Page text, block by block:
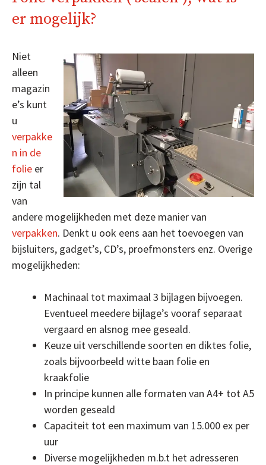
er mogelijk?
Niet
alleen
magazin
e’s kunt
u
verpakke
n in de
folie er
zijn tal
van
andere mogelijkheden met deze manier van
verpakken. Denkt u ook eens aan het toevoegen van
bijsluiters, gadget’s, CD’s, proefmonsters enz. Overige
mogelijkheden:
Machinaal tot maximaal 3 bijlagen bijvoegen.
Eventueel meedere bijlage’s vooraf separaat
vergaard en alsnog mee geseald.
Keuze uit verschillende soorten en diktes folie,
zoals bijvoorbeeld witte baan folie en
kraakfolie
In principe kunnen alle formaten van A4+ tot A5
worden geseald
Capaciteit tot een maximum van 15.000 ex per
uur
Diverse mogelijkheden m.b.t het adresseren